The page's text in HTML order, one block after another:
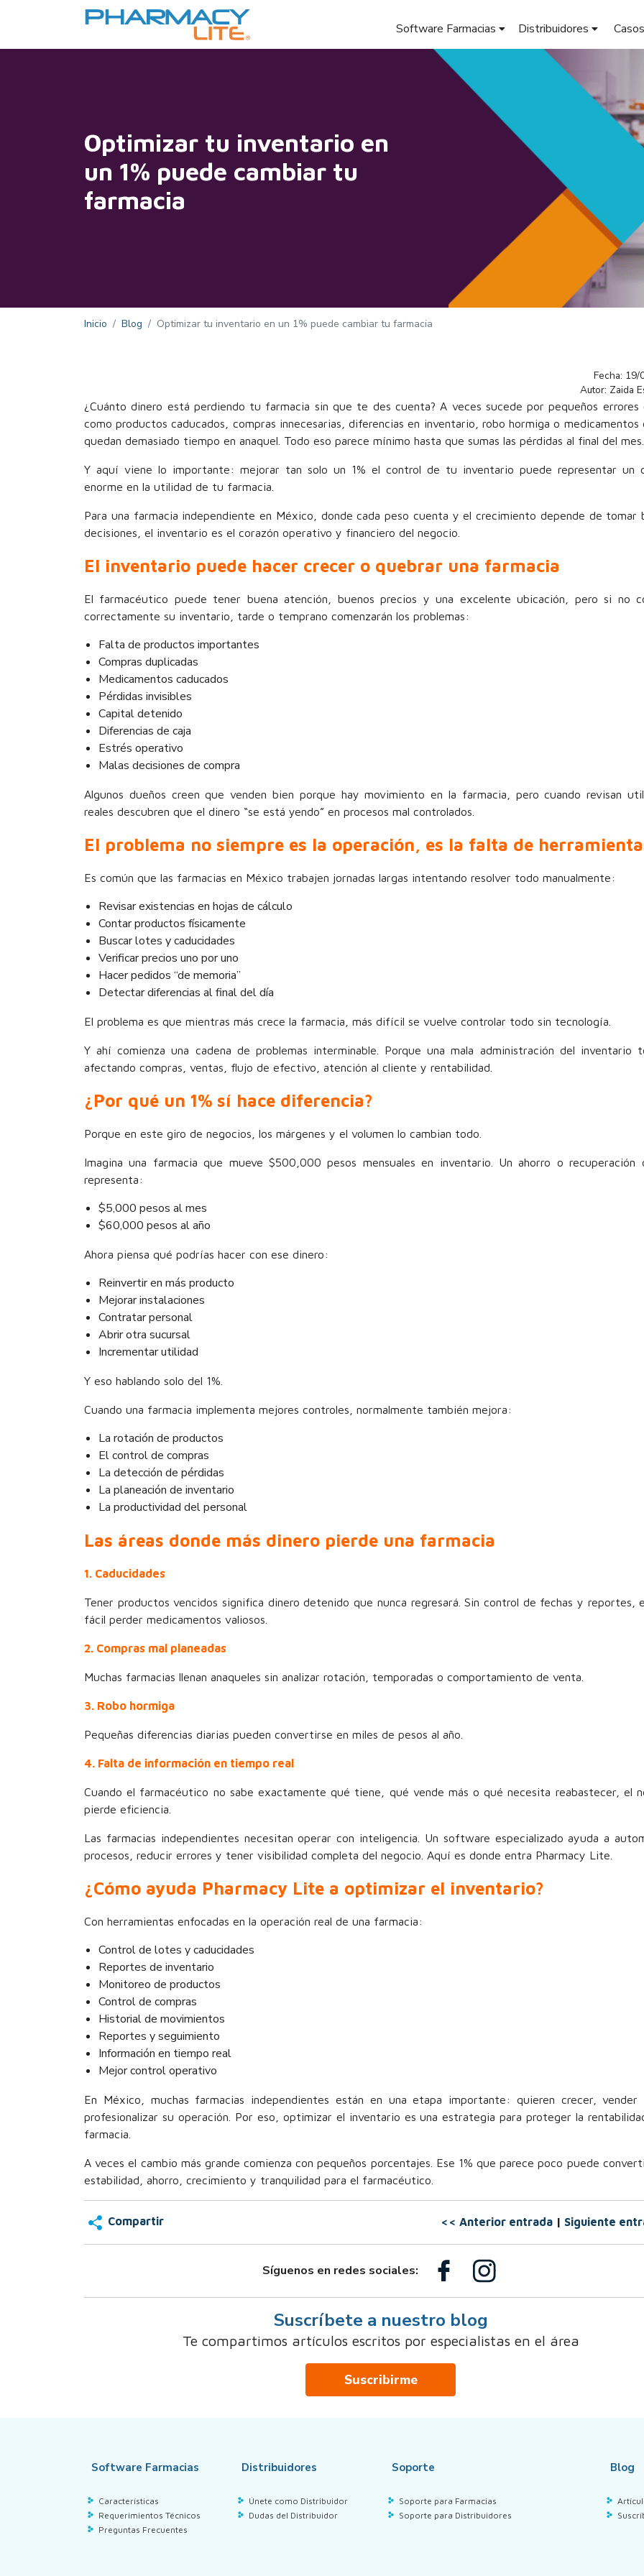
Software Farmacias Distribuidores
Optimizar tu inventario en
un 1% puede cambiar tu
farmacia
Inicio Blog Optimizar tu inventario en un 1% puede cambiar tu farmacia
Fecha: 19/
Autor: Zaida
¿Cuánto dinero está perdiendo tu farmacia sin que te des cuenta? A veces sucede por pequeños errores
como productos caducados, compras innecesarias, diferencias en inventario, robo hormiga o medicamentos
quedan demasiado tiempo en anaquel. Todo eso parece mínimo hasta que sumas las pérdidas al final del mes.
Y aquí viene lo importante: mejorar tan solo un 1% el control de tu inventario puede representar un
enorme en la utilidad de tu farmacia.
Para una farmacia independiente en México, donde cada peso cuenta y el crecimiento depende de tomar
decisiones, el inventario es el corazón operativo y financiero del negocio.
El inventario puede hacer crecer o quebrar una farmacia
El farmacéutico puede tener buena atención, buenos precios y una excelente ubicación, pero si no
correctamente su inventario, tarde o temprano comenzarán los problemas:
Falta de productos importantes
Compras duplicadas
Medicamentos caducados
Pérdidas invisibles
Capital detenido
Diferencias de caja
Estrés operativo
Malas decisiones de compra
Algunos dueños creen que venden bien porque hay movimiento en la farmacia, pero cuando revisan
reales descubren que el dinero “se está yendo” en procesos mal controlados.
El problema no siempre es la operación, es la falta de
Es común que las farmacias en México trabajen jornadas largas intentando resolver todo manualmente:
Revisar existencias en hojas de cálculo
Contar productos físicamente
Buscar lotes y caducidades
Verificar precios uno por uno
Hacer pedidos “de memoria”
Detectar diferencias al final del día
El problema es que mientras más crece la farmacia, más difícil se vuelve controlar todo sin tecnología.
Y ahí comienza una cadena de problemas interminable. Porque una mala administración del inventario
afectando compras, ventas, flujo de efectivo, atención al cliente y rentabilidad.
¿Por qué un 1% sí hace diferencia?
Porque en este giro de negocios, los márgenes y el volumen lo cambian todo.
Imagina una farmacia que mueve $500,000 pesos mensuales en inventario. Un ahorro o recuperación
representa:
$5,000 pesos al mes
$60,000 pesos al año
Ahora piensa qué podrías hacer con ese dinero:
Reinvertir en más producto
Mejorar instalaciones
Contratar personal
Abrir otra sucursal
Incrementar utilidad
Y eso hablando solo del 1%.
Cuando una farmacia implementa mejores controles, normalmente también mejora:
La rotación de productos
El control de compras
La detección de pérdidas
La planeación de inventario
La productividad del personal
Las áreas donde más dinero pierde una farmacia
1. Caducidades
Tener productos vencidos significa dinero detenido que nunca regresará. Sin control de fechas y reportes,
fácil perder medicamentos valiosos.
2. Compras mal planeadas
Muchas farmacias llenan anaqueles sin analizar rotación, temporadas o comportamiento de venta.
3. Robo hormiga
Pequeñas diferencias diarias pueden convertirse en miles de pesos al año.
4. Falta de información en tiempo real
Cuando el farmacéutico no sabe exactamente qué tiene, qué vende más o qué necesita reabastecer, el
pierde eficiencia.
Las farmacias independientes necesitan operar con inteligencia. Un software especializado ayuda a
procesos, reducir errores y tener visibilidad completa del negocio. Aquí es donde entra Pharmacy Lite.
¿Cómo ayuda Pharmacy Lite a optimizar el inventario?
Con herramientas enfocadas en la operación real de una farmacia:
Control de lotes y caducidades
Reportes de inventario
Monitoreo de productos
Control de compras
Historial de movimientos
Reportes y seguimiento
Información en tiempo real
Mejor control operativo
En México, muchas farmacias independientes están en una etapa importante: quieren crecer, vender
profesionalizar su operación. Por eso, optimizar el inventario es una estrategia para proteger la
farmacia.
A veces el cambio más grande comienza con pequeños porcentajes. Ese 1% que parece poco puede
estabilidad, ahorro, crecimiento y tranquilidad para el farmacéutico.
Compartir << Anterior entrada| Siguiente
Síguenos en redes sociales:
Suscríbete a nuestro blog
Te compartimos artículos escritos por especialistas en el área
Suscribirme
Software Farmacias
Características
Requerimientos Técnicos
Preguntas Frecuentes
Distribuidores
Únete como Distribuidor
Dudas del Distribuidor
Soporte
Soporte para Farmacias
Soporte para Distribuidores
Blog